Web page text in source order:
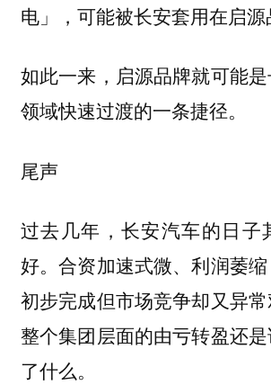
电」，可能被长安套用在启源
如此一来，启源品牌就可能
领域快速过渡的一条捷径。
尾声
过去几年，长安汽车的日子
好。合资加速式微、利润萎
初步完成但市场竞争却又异常
整个集团层面的由亏转盈还
了什么。